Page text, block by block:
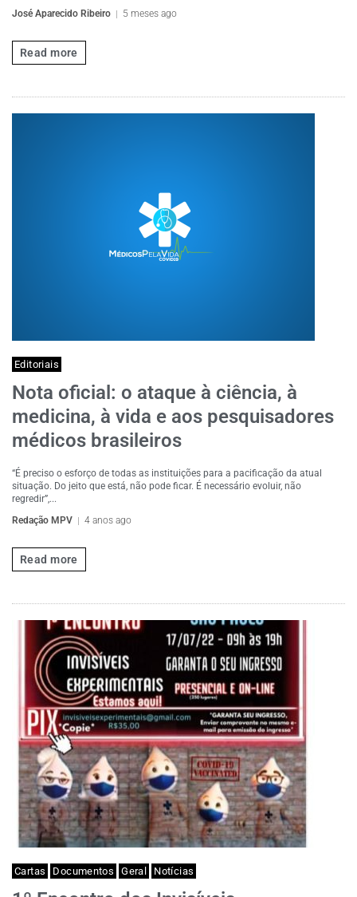
José Aparecido Ribeiro
5 meses ago
Read more
Editoriais
Nota oficial: o ataque à ciência, à
medicina, à vida e aos pesquisadores
médicos brasileiros
“É preciso o esforço de todas as instituições para a pacificação da atual
situação. Do jeito que está, não pode ficar. É necessário evoluir, não
regredir”,...
Redação MPV
4 anos ago
Read more
Cartas Documentos Geral Notícias